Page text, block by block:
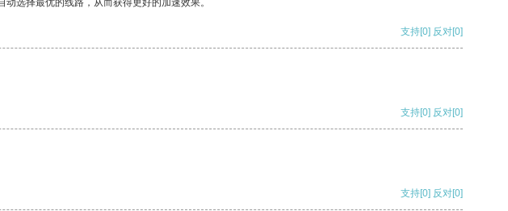
选择最优的线路，从而获得更好的加速效果。
支持[0] 反对[0]
支持[0] 反对[0]
支持[0] 反对[0]